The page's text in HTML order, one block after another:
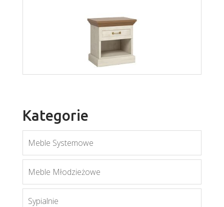
Royal LS
Więcej
Kategorie
Meble Systemowe
Meble Młodzieżowe
Sypialnie